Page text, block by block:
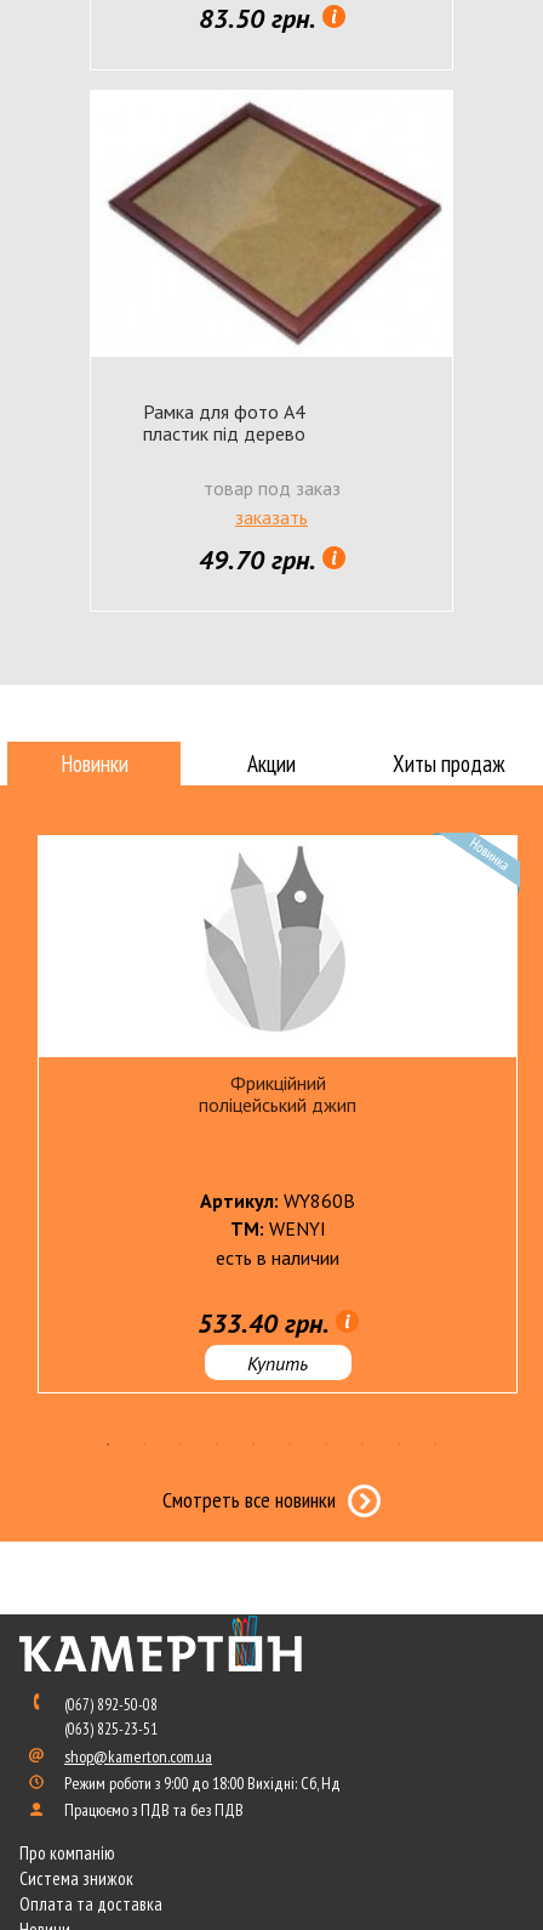
83.50 грн.
Рамка для фото А4
пластик під дерево
товар под заказ
заказать
49.70 грн.
Новинки Акции Хиты продаж
Фрикційний
поліцейський джип
Артикул: WY860B
ТМ: WENYI
есть в наличии
533.40 грн.
Купить
Смотреть все новинки
(067) 892-50-08
(063) 825-23-51
shop@kamerton.com.ua
Режим роботи з 9:00 до 18:00 Вихідні: Сб, Нд
Працюємо з ПДВ та без ПДВ
Про компанію
Система знижок
Оплата та доставка